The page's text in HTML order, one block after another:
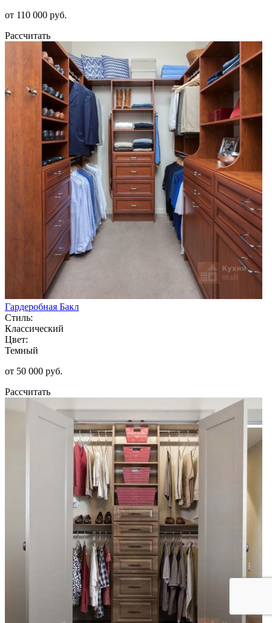
от 110 000 руб.
Рассчитать
Гардеробная Бакл
Стиль:
Классический
Цвет:
Темный
от 50 000 руб.
Рассчитать